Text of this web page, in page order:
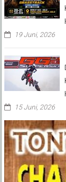
19 Juni, 2026
15 Juni, 2026